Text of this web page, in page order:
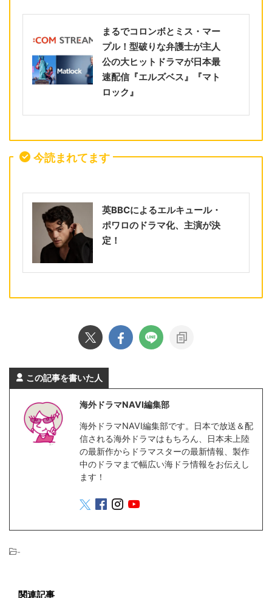
まるでコロンボとミス・マー
プル！型破りな弁護士が主人
公の大ヒットドラマが日本最
速配信『エルズベス』『マト
ロック』
今読まれてます
英BBCによるエルキュール・
ポワロのドラマ化、主演が決
定！
この記事を書いた人
海外ドラマNAVI編集部
海外ドラマNAVI編集部です。日本で放送＆配
信される海外ドラマはもちろん、日本未上陸
の最新作からドラマスターの最新情報、製作
中のドラマまで幅広い海ドラ情報をお伝えし
ます！
-
関連記事